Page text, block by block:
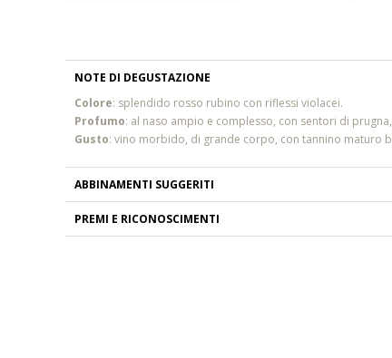
NOTE DI DEGUSTAZIONE
Colore: splendido rosso rubino con riflessi violacei.
Profumo: al naso ampio e complesso, con sentori di
Gusto: vino morbido, di grande corpo, con tannino maturo
ABBINAMENTI SUGGERITI
PREMI E RICONOSCIMENTI